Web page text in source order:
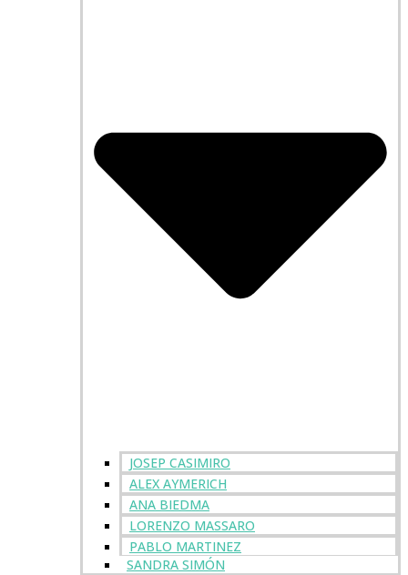
JOSEP CASIMIRO
ALEX AYMERICH
ANA BIEDMA
LORENZO MASSARO
PABLO MARTINEZ
SANDRA SIMÓN